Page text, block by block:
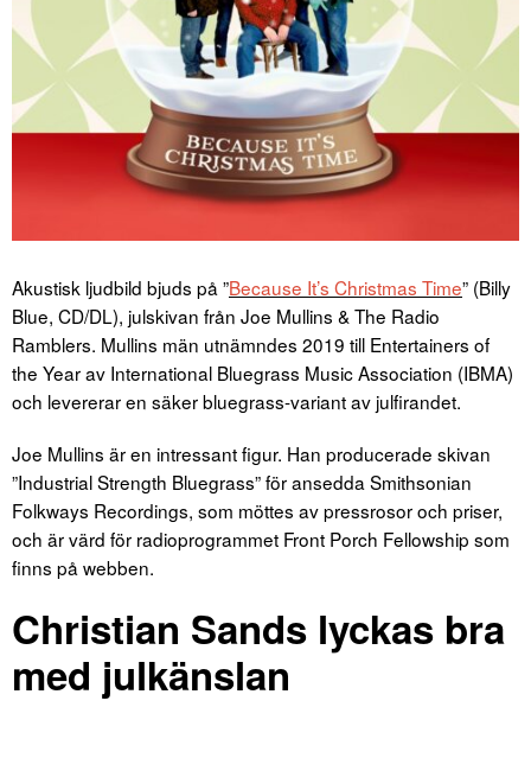
Akustisk ljudbild bjuds på ”Because It’s Christmas Time” (Billy
Blue, CD/DL), julskivan från Joe Mullins & The Radio
Ramblers. Mullins män utnämndes 2019 till Entertainers of
the Year av International Bluegrass Music Association (IBMA)
och levererar en säker bluegrass-variant av julfirandet.
Joe Mullins är en intressant figur. Han producerade skivan
”Industrial Strength Bluegrass” för ansedda Smithsonian
Folkways Recordings, som möttes av pressrosor och priser,
och är värd för radioprogrammet Front Porch Fellowship som
finns på webben.
Christian Sands lyckas bra
med julkänslan